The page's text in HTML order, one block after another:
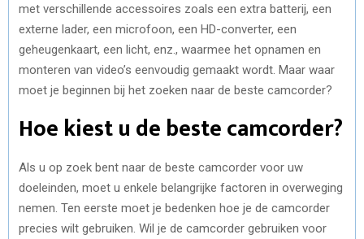
met verschillende accessoires zoals een extra batterij, een
externe lader, een microfoon, een HD-converter, een
geheugenkaart, een licht, enz., waarmee het opnamen en
monteren van video’s eenvoudig gemaakt wordt. Maar waar
moet je beginnen bij het zoeken naar de beste camcorder?
Hoe kiest u de beste camcorder?
Als u op zoek bent naar de beste camcorder voor uw
doeleinden, moet u enkele belangrijke factoren in overweging
nemen. Ten eerste moet je bedenken hoe je de camcorder
precies wilt gebruiken. Wil je de camcorder gebruiken voor